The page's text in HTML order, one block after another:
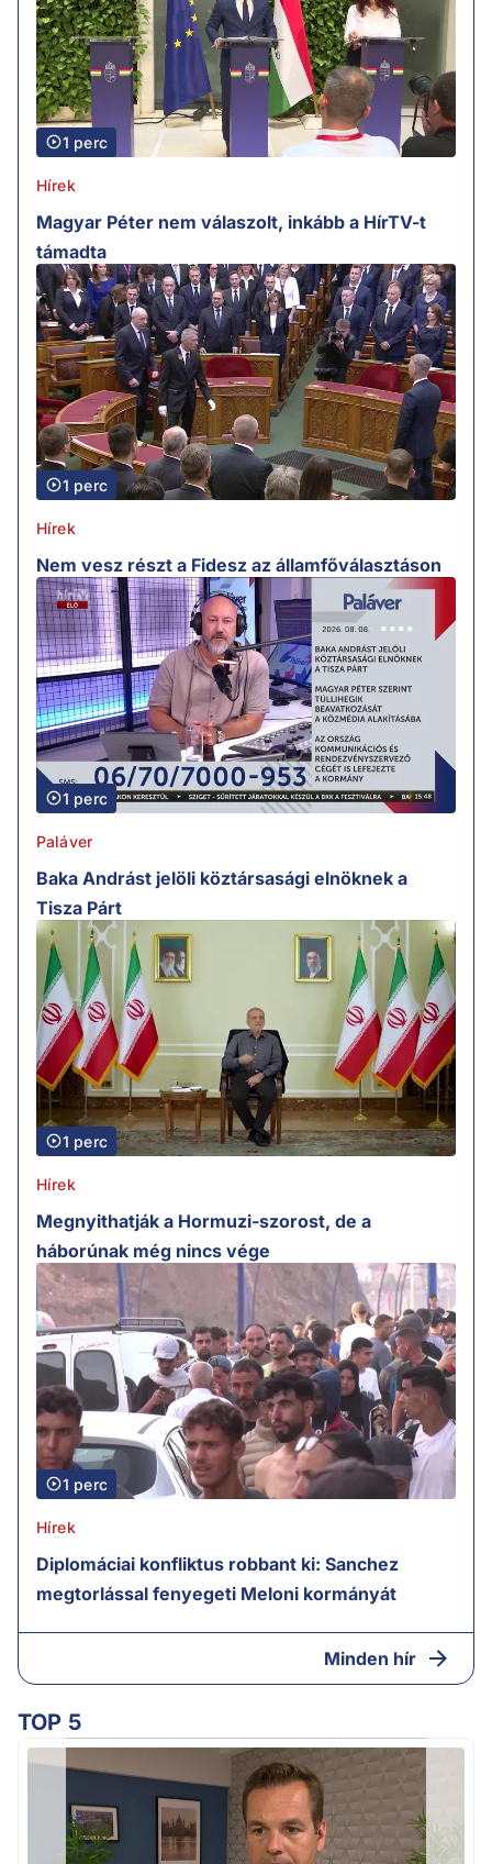
1 perc
Hírek
Magyar Péter nem válaszolt, inkább a HírTV-t
támadta
1 perc
Hírek
Nem vesz részt a Fidesz az államfőválasztáson
1 perc
Paláver
Baka Andrást jelöli köztársasági elnöknek a
Tisza Párt
1 perc
Hírek
Megnyithatják a Hormuzi-szorost, de a
háborúnak még nincs vége
1 perc
Hírek
Diplomáciai konfliktus robbant ki: Sanchez
megtorlással fenyegeti Meloni kormányát
Minden hír
TOP 5